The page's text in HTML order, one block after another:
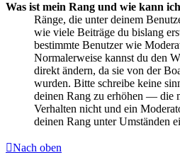
Was ist mein Rang und wie kann
Ränge, die unter deinem
wie viele Beiträge du bislang
bestimmte Benutzer wie
Normalerweise kannst du den
direkt ändern, da sie von der
wurden. Bitte schreibe keine
deinen Rang zu erhöhen — die
Verhalten nicht und ein
deinen Rang unter Umständen
Nach oben